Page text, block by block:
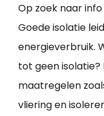
Op zoek naar
Goede isolatie
energieverbruik.
tot geen
maatregelen
vliering en